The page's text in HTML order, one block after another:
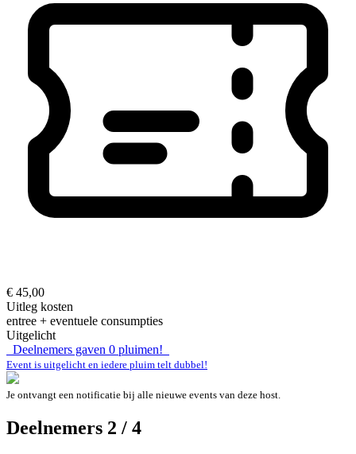
€ 45,00
Uitleg kosten
entree + eventuele consumpties
Uitgelicht
Deelnemers gaven 0 pluimen!
Event is uitgelicht en iedere pluim telt dubbel!
Je ontvangt een notificatie bij alle nieuwe events van deze host.
Deelnemers 2 / 4